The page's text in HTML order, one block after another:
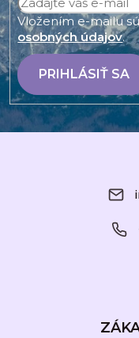
Vložením e-mailu
osobných údajov.
PRIHLÁSIŤ SA